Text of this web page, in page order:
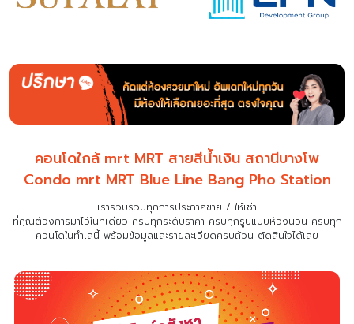
คอนโดใกล้ mrt MRT สายสีน้ำเงิน สถานีบางโพ
Condo mrt MRT Blue Line Bang Pho Station
เรารวบรวมทุกการประกาศขาย / ให้เช่า
ที่คุณต้องการมาไว้ในที่เดียว ครบทุกระดับราคา ครบทุกรูปแบบห้องนอน ครบทุก
คอนโดในทำเลนี้ พร้อมข้อมูลและรายละเอียดครบถ้วน ตัดสินใจได้เลย